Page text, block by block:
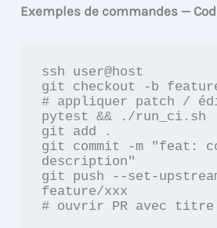
Exemples de commandes —
ssh user@host
git checkout -b
# appliquer patch /
pytest && ./run_ci.sh
git add .
git commit -m "feat:
description"
git push --set-
feature/xxx